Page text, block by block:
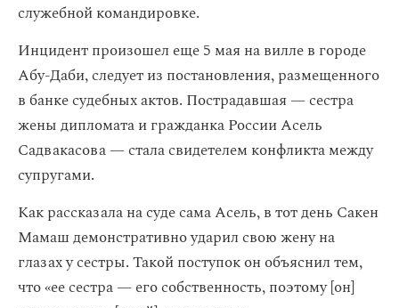
служебной командировке.
Инцидент произошел еще 5 мая на вилле в городе
Абу-Даби, следует из постановления, размещенного
в банке судебных актов. Пострадавшая — сестра
жены дипломата и гражданка России Асель
Садвакасова — стала свидетелем конфликта между
супругами.
Как рассказала на суде сама Асель, в тот день Сакен
Мамаш демонстративно ударил свою жену на
глазах у сестры. Такой поступок он объяснил тем,
что «ее сестра — его собственность, поэтому [он]